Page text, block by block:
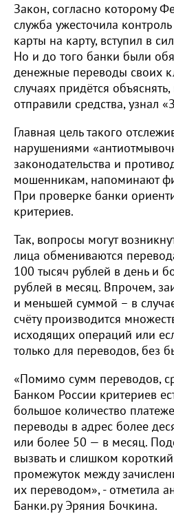
Закон, согласно которому
служба ужесточила
карты на карту, вступил в
Но и до того банки были
денежные переводы своих
случаях придётся
отправили средства, узнал
Главная цель такого
нарушениями
законодательства и
мошенникам, напоминают
При проверке банки
критериев.
Так, вопросы могут
лица обмениваются
100 тысяч рублей в день и
рублей в месяц. Впрочем,
и меньшей суммой – в
счёту производится
исходящих операций или
только для переводов, без
«Помимо сумм переводов,
Банком России критериев
большое количество
переводы в адрес более
или более 50 — в месяц.
вызвать и слишком
промежуток между
их переводом», - отметила
Банки.ру Эряния Бочкина.